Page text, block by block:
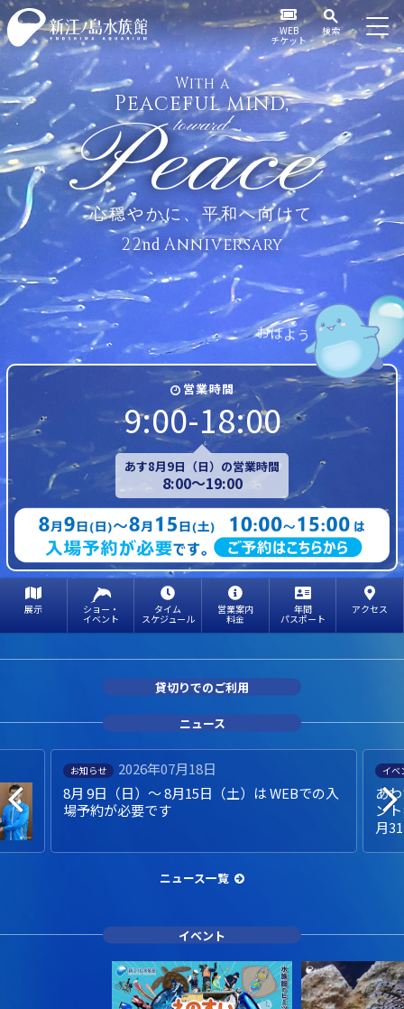
WEB
チケット
検索
With a
Peaceful mind,
toward
Peace
心穏やかに、平和へ向けて
22nd Anniversary
営業時間
9:00-18:00
あす8月9日（日）の営業時間
8:00～19:00
おはよう
展示 ショー・
イベント
タイム
スケジュール
営業案内
料金
年間
パスポート
アクセス
貸切りでのご利用
ニュース
お知らせ
2026年07月18日
8月 9日（日）～ 8月15日（土）は WEBでの入
場予約が必要です
イベ
あ
ン
月
ニュース一覧
イベント